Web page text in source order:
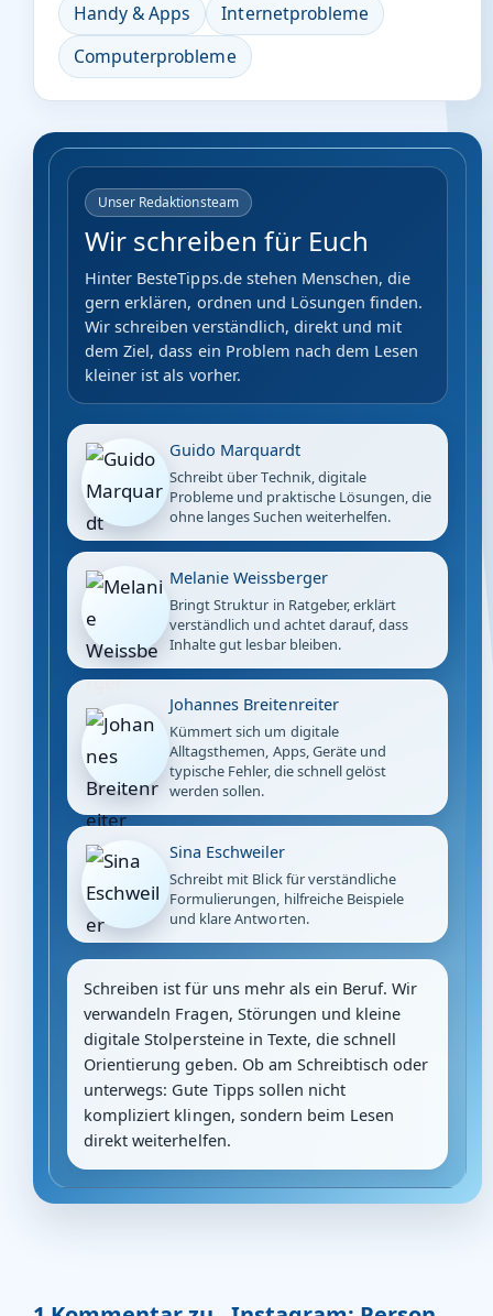
Handy & Apps
Internetprobleme
Computerprobleme
Unser Redaktionsteam
Wir schreiben für Euch
Hinter BesteTipps.de stehen Menschen, die
gern erklären, ordnen und Lösungen finden.
Wir schreiben verständlich, direkt und mit
dem Ziel, dass ein Problem nach dem Lesen
kleiner ist als vorher.
Guido Marquardt
Schreibt über Technik, digitale
Probleme und praktische Lösungen, die
ohne langes Suchen weiterhelfen.
Melanie Weissberger
Bringt Struktur in Ratgeber, erklärt
verständlich und achtet darauf, dass
Inhalte gut lesbar bleiben.
Johannes Breitenreiter
Kümmert sich um digitale
Alltagsthemen, Apps, Geräte und
typische Fehler, die schnell gelöst
werden sollen.
Sina Eschweiler
Schreibt mit Blick für verständliche
Formulierungen, hilfreiche Beispiele
und klare Antworten.
Schreiben ist für uns mehr als ein Beruf. Wir
verwandeln Fragen, Störungen und kleine
digitale Stolpersteine in Texte, die schnell
Orientierung geben. Ob am Schreibtisch oder
unterwegs: Gute Tipps sollen nicht
kompliziert klingen, sondern beim Lesen
direkt weiterhelfen.